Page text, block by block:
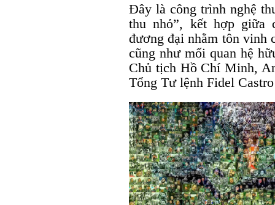
Đây là công trình nghệ
thu nhỏ”, kết hợp giữa
đương đại nhằm tôn vinh
cũng như mối quan hệ
Chủ tịch Hồ Chí Minh,
Tổng Tư lệnh Fidel